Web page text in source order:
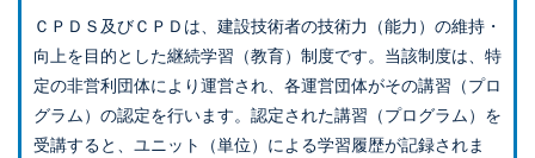
ＣＰＤＳ及びＣＰＤは、建設技術者の技術力（能力）の維持・
向上を目的とした継続学習（教育）制度です。当該制度は、特
定の非営利団体により運営され、各運営団体がその講習（プロ
グラム）の認定を行います。認定された講習（プログラム）を
受講すると、ユニット（単位）による学習履歴が記録されま